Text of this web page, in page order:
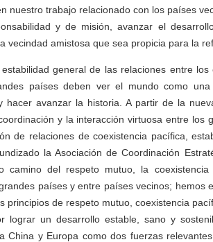
nuestro trabajo relacionado con los países
y de misión, avanzar el
vecindad amistosa que sea propicia para la
general de las relaciones entre
países deben ver el mundo como
hacer avanzar la historia. A partir de la
y la interacción virtuosa entre los
de relaciones de coexistencia pacífica,
la Asociación de Coordinación
camino del respeto mutuo, la
países y entre países vecinos; hemos
principios de respeto mutuo, coexistencia
lograr un desarrollo estable, sano y
China y Europa como dos fuerzas